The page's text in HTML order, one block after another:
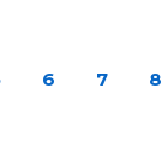
6 7 8